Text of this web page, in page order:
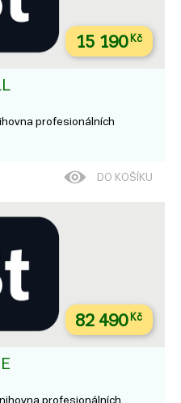
15 190Kč
profesionálních
DO KOŠÍKU
82 490Kč
profesionálních